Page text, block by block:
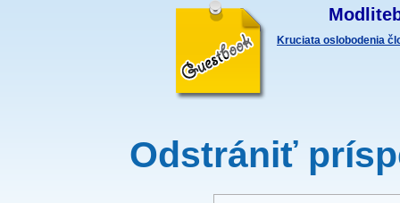
Kruciata oslobodenia
Odstrániť